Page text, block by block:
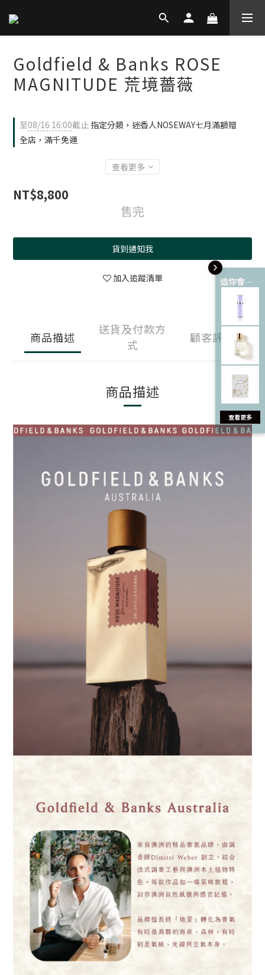
這你會愛 💘
Goldfield & Banks ROSE
MAGNITUDE 荒境薔薇
至08/16 16:00截止 指定分類，迷香人NOSEWAY七月滿額贈
全店，滿千免運
查看更多
NT$8,800
售完
貨到通知我
加入追蹤清單
商品描述
送貨及付款方
式
顧客評價
商品描述